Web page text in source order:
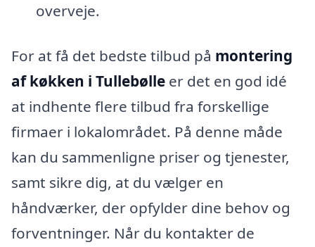
overveje.
For at få det bedste tilbud på montering
af køkken i Tullebølle er det en god idé
at indhente flere tilbud fra forskellige
firmaer i lokalområdet. På denne måde
kan du sammenligne priser og tjenester,
samt sikre dig, at du vælger en
håndværker, der opfylder dine behov og
forventninger. Når du kontakter de